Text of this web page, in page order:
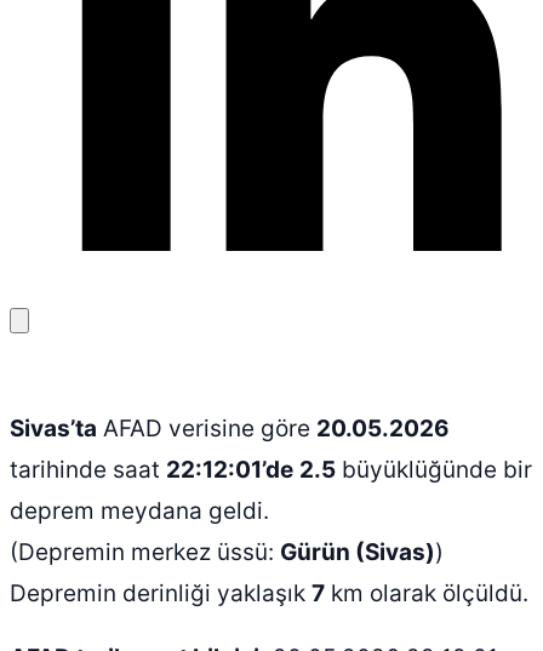
kopyala
Sivas’ta AFAD verisine göre 20.05.2026
tarihinde saat 22:12:01’de 2.5 büyüklüğünde bir
deprem meydana geldi.
(Depremin merkez üssü: Gürün (Sivas))
Depremin derinliği yaklaşık 7 km olarak ölçüldü.